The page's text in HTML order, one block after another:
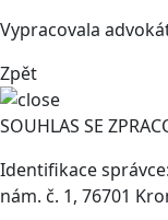
Vypracovala
Zpět
SOUHLAS SE
Identifikace
nám. č. 1, 76701